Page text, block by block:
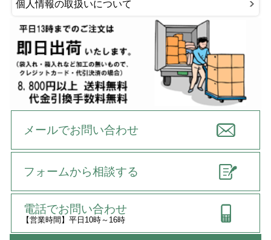
個人情報の取扱いについて
メールでお問い合わせ
フォームから相談する
電話でお問い合わせ
【営業時間】平日10時～16時